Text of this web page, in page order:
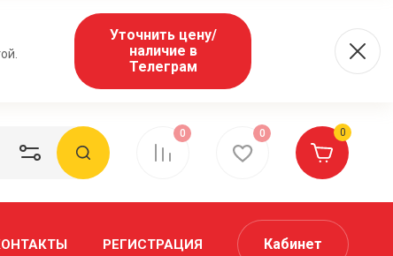
Уточнить цену/
наличие в
Телеграм
0 0 0
РЕГИСТРАЦИЯ Кабинет